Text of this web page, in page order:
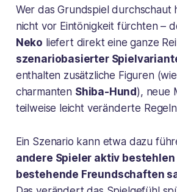
Wer das Grundspiel durchschaut
nicht vor Eintönigkeit fürchten –
Neko liefert direkt eine ganze
szenariobasierter
enthalten zusätzliche Figuren
charmanten Shiba-Hund ), neue
teilweise leicht veränderte
Ein Szenario kann etwa dazu
andere Spieler aktiv bestehlen
bestehende Freundschaften